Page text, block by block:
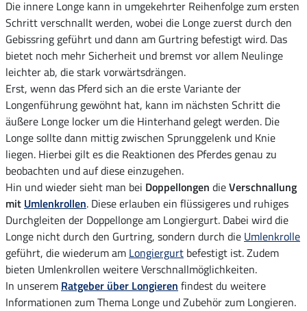
Die innere Longe kann in umgekehrter Reihenfolge zum ersten
Schritt verschnallt werden, wobei die Longe zuerst durch den
Gebissring geführt und dann am Gurtring befestigt wird. Das
bietet noch mehr Sicherheit und bremst vor allem Neulinge
leichter ab, die stark vorwärtsdrängen.
Erst, wenn das Pferd sich an die erste Variante der
Longenführung gewöhnt hat, kann im nächsten Schritt die
äußere Longe locker um die Hinterhand gelegt werden. Die
Longe sollte dann mittig zwischen Sprunggelenk und Knie
liegen. Hierbei gilt es die Reaktionen des Pferdes genau zu
beobachten und auf diese einzugehen.
Hin und wieder sieht man bei Doppellongen dieVerschnallung
mit Umlenkrollen. Diese erlauben ein flüssigeres und ruhiges
Durchgleiten der Doppellonge am Longiergurt. Dabei wird die
Longe nicht durch den Gurtring, sondern durch die Umlenkrolle
geführt, die wiederum am Longiergurt befestigt ist. Zudem
bieten Umlenkrollen weitere Verschnallmöglichkeiten.
In unserem Ratgeber über Longieren findest du weitere
Informationen zum Thema Longe und Zubehör zum Longieren.